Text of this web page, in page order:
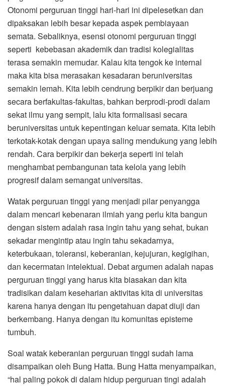
Otonomi perguruan tinggi hari-hari ini dipelesetkan dan
dipaksakan lebih besar kepada aspek pembiayaan
semata. Sebaliknya, esensi otonomi perguruan tinggi
seperti kebebasan akademik dan tradisi kolegialitas
terasa semakin memudar. Kalau kita tengok ke internal
maka kita bisa merasakan kesadaran beruniversitas
semakin lemah. Kita lebih cendrung berpikir dan berjuang
secara berfakultas-fakultas, bahkan berprodi-prodi dalam
sekat ilmu yang sempit, lalu kita formalisasi secara
beruniversitas untuk kepentingan keluar semata. Kita lebih
terkotak-kotak dengan upaya saling mendukung yang lebih
rendah. Cara berpikir dan bekerja seperti ini telah
menghambat pembangunan tata kelola yang lebih
progresif dalam semangat universitas.
Watak perguruan tinggi yang menjadi pilar penyangga
dalam mencari kebenaran ilmiah yang perlu kita bangun
dengan sistem adalah rasa ingin tahu yang sehat, bukan
sekadar mengintip atau ingin tahu sekadarnya,
keterbukaan, toleransi, keberanian, kejujuran, kegigihan,
dan kecermatan intelektual. Debat argumen adalah napas
perguruan tinggi yang harus kita biasakan dan kita
tradisikan dalam keseharian aktivitas kita di universitas
karena hanya dengan itu pengetahuan dapat diuji dan
berkembang. Hanya dengan itu komunitas episteme
tumbuh.
Soal watak keberanian perguruan tinggi sudah lama
disampaikan oleh Bung Hatta. Bung Hatta menyampaikan,
“hal paling pokok di dalam hidup perguruan tingi adalah